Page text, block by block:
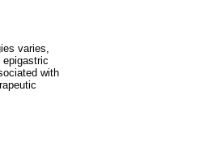
varies,
with